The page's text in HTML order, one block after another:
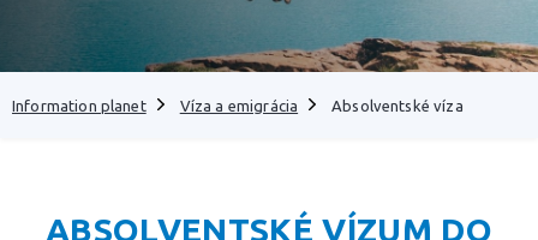
Information planet Víza a emigrácia Absolventské víza
ABSOLVENTSKÉ VÍZUM DO